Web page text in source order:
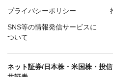
プライバシーポリシー
SNS等の情報発信サービスに
ついて
ネット証券/日本株・米国株・投